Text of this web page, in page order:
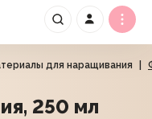
для наращивания
250 мл